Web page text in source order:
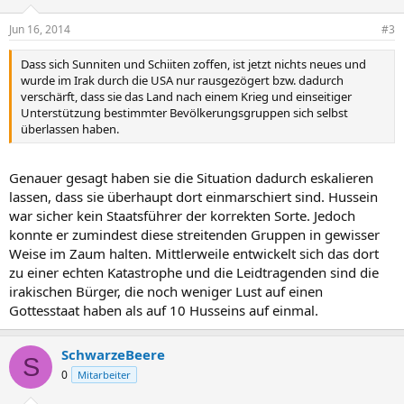
Jun 16, 2014 #3
Dass sich Sunniten und Schiiten zoffen, ist jetzt nichts neues und
wurde im Irak durch die USA nur rausgezögert bzw. dadurch
verschärft, dass sie das Land nach einem Krieg und einseitiger
Unterstützung bestimmter Bevölkerungsgruppen sich selbst
überlassen haben.
Genauer gesagt haben sie die Situation dadurch eskalieren
lassen, dass sie überhaupt dort einmarschiert sind. Hussein
war sicher kein Staatsführer der korrekten Sorte. Jedoch
konnte er zumindest diese streitenden Gruppen in gewisser
Weise im Zaum halten. Mittlerweile entwickelt sich das dort
zu einer echten Katastrophe und die Leidtragenden sind die
irakischen Bürger, die noch weniger Lust auf einen
Gottesstaat haben als auf 10 Husseins auf einmal.
S SchwarzeBeere
0 Mitarbeiter